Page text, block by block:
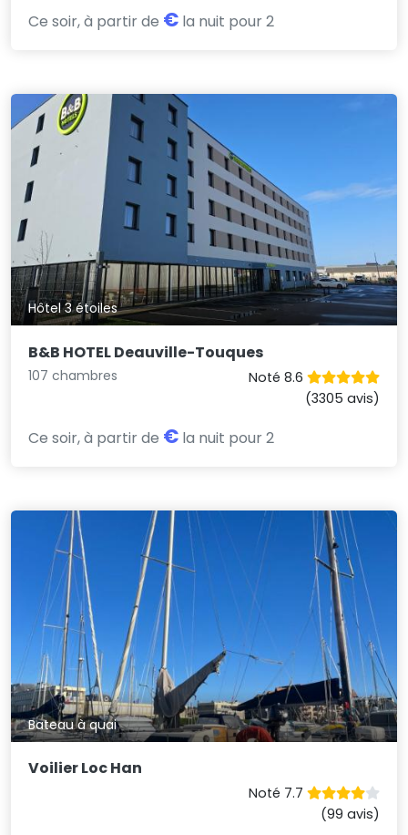
Ce soir, à partir de € la nuit pour 2
Hôtel 3 étoiles
B&B HOTEL Deauville-Touques
107 chambres
Noté 8.6
(3305 avis)
Ce soir, à partir de € la nuit pour 2
Bateau à quai
Voilier Loc Han
Noté 7.7
(99 avis)